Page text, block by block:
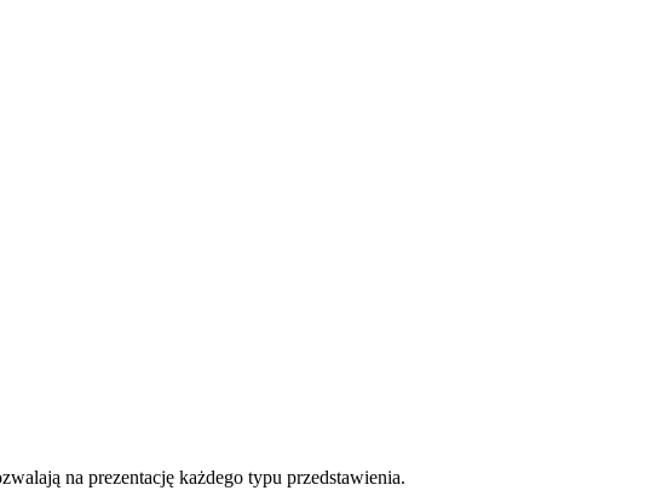
na prezentację każdego typu przedstawienia.